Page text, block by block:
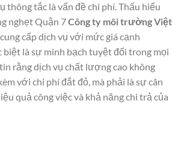
thông tắc là vấn đề chi phí. Thấu hiểu
nghẹt Quận 7Công ty môi trường Việt
cấp dịch vụ với mức giá cạnh
biệt là sự minh bạch tuyệt đối trong mọi
rằng dịch vụ chất lượng cao không
với chi phí đắt đỏ, mà phải là sự cân
quả công việc và khả năng chi trả của